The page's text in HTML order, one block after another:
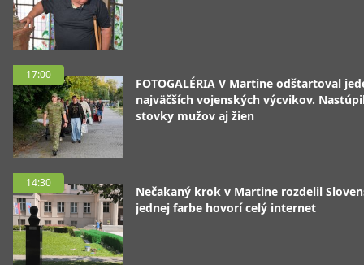
17:00
FOTOGALÉRIA V Martine odštartoval
najväčších vojenských výcvikov.
stovky mužov aj žien
14:30
Nečakaný krok v Martine rozdelil
jednej farbe hovorí celý internet